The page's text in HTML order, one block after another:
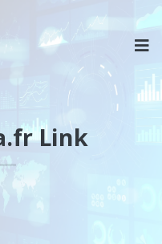
Link
DATAFEEDS